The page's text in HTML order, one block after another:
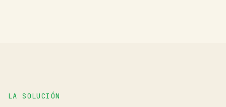
LA SOLUCIÓN